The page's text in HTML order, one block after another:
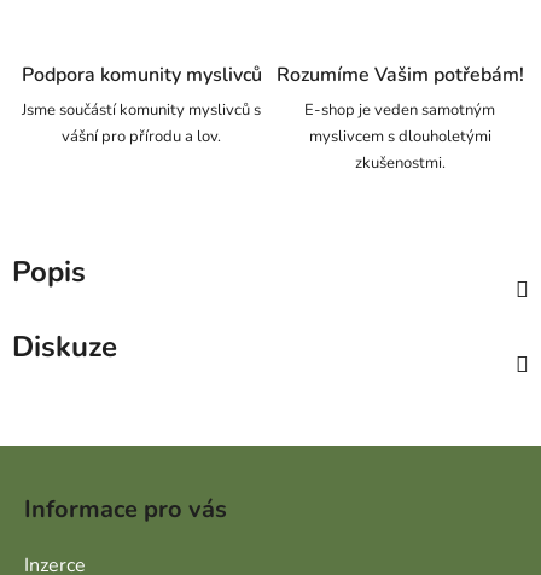
Podpora komunity myslivců
Jsme součástí komunity myslivců s
vášní pro přírodu a lov.
Rozumíme Vašim potřebám!
E-shop je veden samotným
myslivcem s dlouholetými
zkušenostmi.
Popis
Diskuze
Informace pro vás
Inzerce